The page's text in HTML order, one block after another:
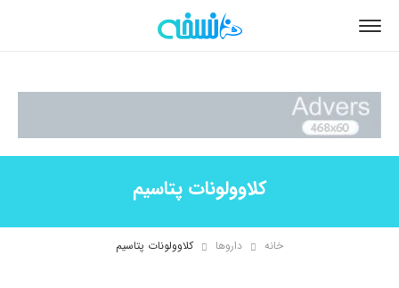
کلاوولونات پتاسیم
خانه داروها کلاوولونات پتاسیم